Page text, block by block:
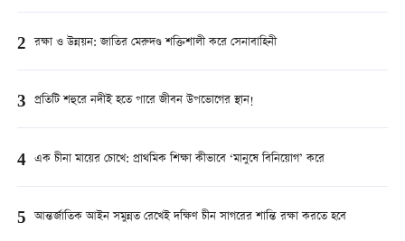
2 রক্ষা ও উন্নয়ন: জাতির মেরুদণ্ড শক্তিশালী করে সেনাবাহিনী
3 প্রতিটি শহুরে নদীই হতে পারে জীবন উপভোগের স্থান!
4 এক চীনা মায়ের চোখে: প্রাথমিক শিক্ষা কীভাবে ‘মানুষে বিনিয়োগ’ করে
5 আন্তর্জাতিক আইন সমুন্নত রেখেই দক্ষিণ চীন সাগরের শান্তি রক্ষা করতে হবে